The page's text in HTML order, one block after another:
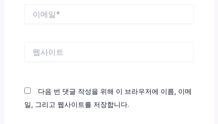
다음 번 댓글 작성을 위해 이 브라우저에 이름, 이메
일, 그리고 웹사이트를 저장합니다.